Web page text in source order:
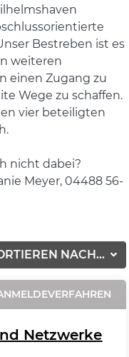
Bestreben ist es
weiteren
einen Zugang zu
Wege zu schaffen.
vier beteiligten
nicht dabei?
Meyer, 04488 56-
NACH...
Netzwerke